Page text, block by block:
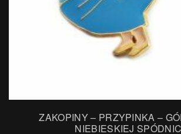
ZAKOPINY – PRZYPINKA –
NIEBIESKIEJ